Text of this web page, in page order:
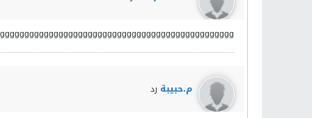
gggggggggggggggggggggggggggggggggggggggggggggggg
م.حبيبة رد